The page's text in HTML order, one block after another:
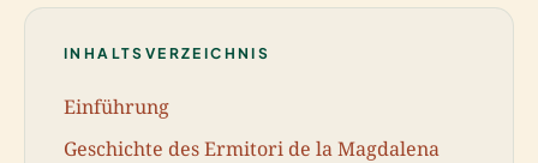
INHALTSVERZEICHNIS
Einführung
Geschichte des Ermitori de la Magdalena